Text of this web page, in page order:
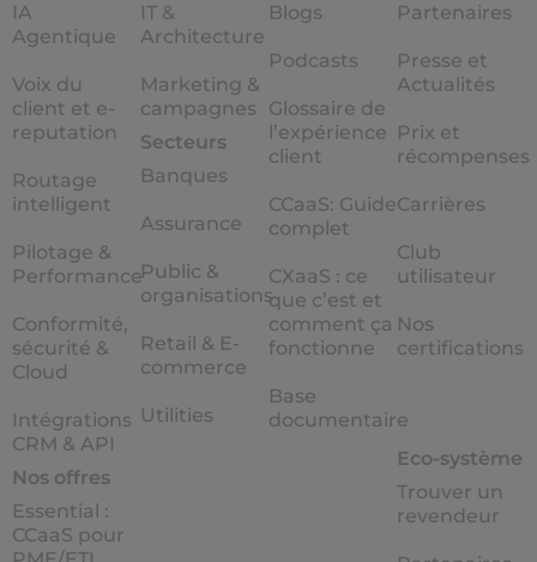
IA
Agentique
Voix du
client et e-
reputation
Routage
intelligent
Pilotage &
Performance
Conformité,
sécurité &
Cloud
Intégrations
CRM & API
Nos offres
Essential :
CCaaS pour
IT &
Architecture
Marketing &
campagnes
Secteurs
Banques
Assurance
Public &
organisations
Retail & E-
commerce
Utilities
Blogs
Podcasts
Glossaire de
l’expérience
client
CCaaS: Guide
complet
CXaaS : ce
que c’est et
comment ça
fonctionne
Base
documentaire
Partenaires
Presse et
Actualités
Prix et
récompenses
Carrières
Club
utilisateur
Nos
certifications
Eco-système
Trouver un
revendeur